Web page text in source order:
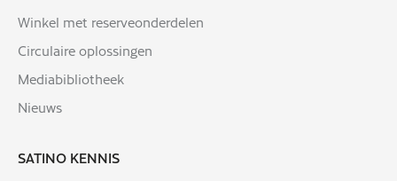
Winkel met reserveonderdelen
Circulaire oplossingen
Mediabibliotheek
Nieuws
SATINO KENNIS